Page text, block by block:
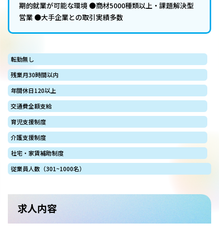
期的就業が可能な環境 ●商材5000種類以上・課題解決型
営業 ●大手企業との取引実績多数
転勤無し
残業月30時間以内
年間休日120以上
交通費全額支給
育児支援制度
介護支援制度
社宅・家賃補助制度
従業員人数（301~1000名）
求人内容